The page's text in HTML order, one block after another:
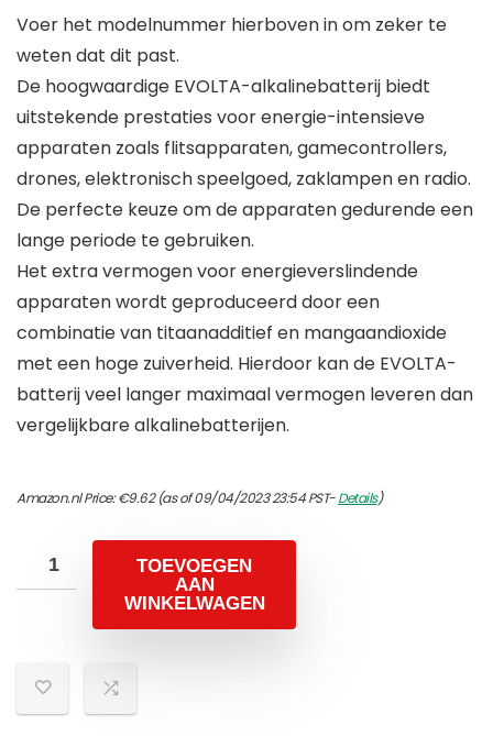
Voer het modelnummer hierboven in om zeker te
weten dat dit past.
De hoogwaardige EVOLTA-alkalinebatterij biedt
uitstekende prestaties voor energie-intensieve
apparaten zoals flitsapparaten, gamecontrollers,
drones, elektronisch speelgoed, zaklampen en radio.
De perfecte keuze om de apparaten gedurende een
lange periode te gebruiken.
Het extra vermogen voor energieverslindende
apparaten wordt geproduceerd door een
combinatie van titaanadditief en mangaandioxide
met een hoge zuiverheid. Hierdoor kan de EVOLTA-
batterij veel langer maximaal vermogen leveren dan
vergelijkbare alkalinebatterijen.
Amazon.nl Price:€9.62(as of 09/04/2023 23:54 PST-Details)
TOEVOEGEN
AAN
WINKELWAGEN